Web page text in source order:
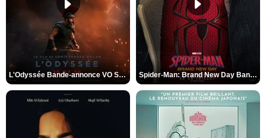
L'Odyssée Bande-annonce VO STFR Spider-Man: Brand New Day Bande-annonce VO STFR